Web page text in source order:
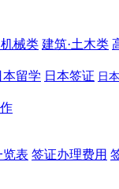
械类 建筑·土木类
本留学 日本签证 日
览表 签证办理费用